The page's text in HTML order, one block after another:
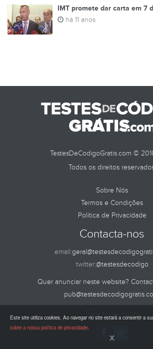
IMT promete dar carta em 7
há 11 anos
TestesDeCodigoGratis.com ©
Todos os direitos
Sobre Nós
Termos e Condições
Política de Privacidade
Contacta-nos
email:
twitter:@testesdecodigo
Quer anunciar neste website?
Segue-nos
Este site utiliza cookies. Ao navegar no site estará a consentir a
sobre a nossa política de privacidade.
x